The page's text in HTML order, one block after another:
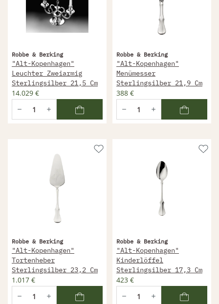
Robbe & Berking
"Alt-Kopenhagen"
Leuchter Zweiarmig
Sterlingsilber 21,5 Cm
14.029 €
Robbe & Berking
"Alt-Kopenhagen"
Menümesser
Sterlingsilber 21,9 Cm
388 €
Robbe & Berking
"Alt-Kopenhagen"
Tortenheber
Sterlingsilber 23,2 Cm
1.017 €
Robbe & Berking
"Alt-Kopenhagen"
Kinderlöffel
Sterlingsilber 17,3 Cm
423 €